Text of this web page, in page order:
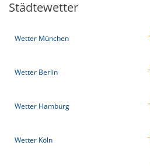
Städtewetter
Wetter München
Wetter Berlin
Wetter Hamburg
Wetter Köln